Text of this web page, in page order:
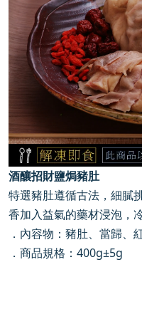
酒釀招財鹽焗豬肚
特選豬肚遵循古法，細膩
香加入益氣的藥材浸泡，
．內容物：豬肚、當歸、
．商品規格： 400g±5g